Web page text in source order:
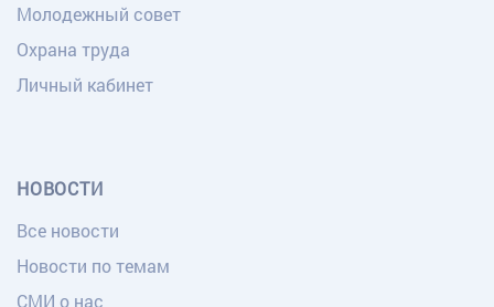
Молодежный совет
Охрана труда
Личный кабинет
НОВОСТИ
Все новости
Новости по темам
СМИ о нас